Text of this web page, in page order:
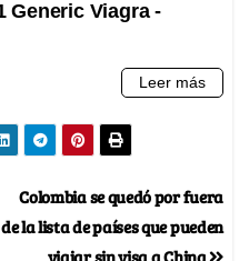
Colombia se quedó por fuera
de la lista de países que pueden
viajar sin visa a China